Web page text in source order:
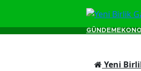
GÜNDEM
Yeni